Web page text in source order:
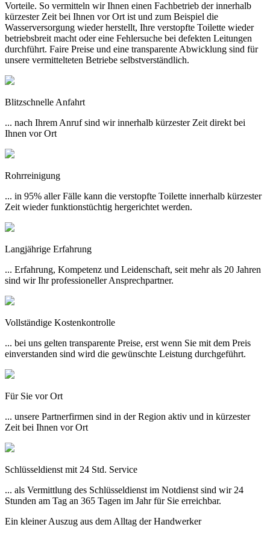
Vorteile. So vermitteln wir Ihnen einen Fachbetrieb der innerhalb
kürzester Zeit bei Ihnen vor Ort ist und zum Beispiel die
Wasserversorgung wieder herstellt, Ihre verstopfte Toilette wieder
betriebsbreit macht oder eine Fehlersuche bei defekten Leitungen
durchführt. Faire Preise und eine transparente Abwicklung sind für
unsere vermittelteten Betriebe selbstverständlich.
Blitzschnelle Anfahrt
... nach Ihrem Anruf sind wir innerhalb kürzester Zeit direkt bei
Ihnen vor Ort
Rohrreinigung
... in 95% aller Fälle kann die verstopfte Toilette innerhalb kürzester
Zeit wieder funktionstüchtig hergerichtet werden.
Langjährige Erfahrung
... Erfahrung, Kompetenz und Leidenschaft, seit mehr als 20 Jahren
sind wir Ihr professioneller Ansprechpartner.
Vollständige Kostenkontrolle
... bei uns gelten transparente Preise, erst wenn Sie mit dem Preis
einverstanden sind wird die gewünschte Leistung durchgeführt.
Für Sie vor Ort
... unsere Partnerfirmen sind in der Region aktiv und in kürzester
Zeit bei Ihnen vor Ort
Schlüsseldienst mit 24 Std. Service
... als Vermittlung des Schlüsseldienst im Notdienst sind wir 24
Stunden am Tag an 365 Tagen im Jahr für Sie erreichbar.
Ein kleiner Auszug aus dem Alltag der Handwerker